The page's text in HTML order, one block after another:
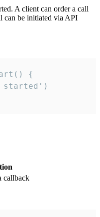
A client can order a call
can be initiated via API
{
callback